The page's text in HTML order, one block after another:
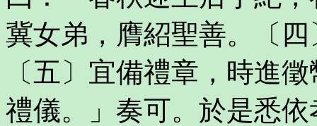
冀女弟，膺紹聖善。〔
〔五〕宜備禮章，時進
禮儀。」奏可。於是悉